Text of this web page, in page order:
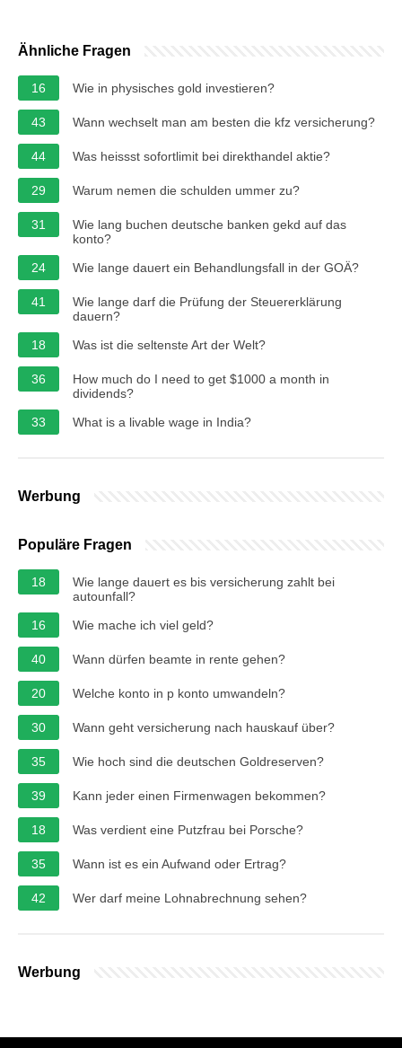
Ähnliche Fragen
16 Wie in physisches gold investieren?
43 Wann wechselt man am besten die kfz versicherung?
44 Was heissst sofortlimit bei direkthandel aktie?
29 Warum nemen die schulden ummer zu?
31
Wie lang buchen deutsche banken gekd auf das
konto?
24
Wie lange dauert ein Behandlungsfall in der GOÄ?
41
Wie lange darf die Prüfung der Steuererklärung
dauern?
18
Was ist die seltenste Art der Welt?
36
How much do I need to get $1000 a month in
dividends?
33
What is a livable wage in India?
Werbung
Populäre Fragen
18
Wie lange dauert es bis versicherung zahlt bei
autounfall?
16
Wie mache ich viel geld?
40 Wann dürfen beamte in rente gehen?
20 Welche konto in p konto umwandeln?
30 Wann geht versicherung nach hauskauf über?
35 Wie hoch sind die deutschen Goldreserven?
39 Kann jeder einen Firmenwagen bekommen?
18 Was verdient eine Putzfrau bei Porsche?
35 Wann ist es ein Aufwand oder Ertrag?
42 Wer darf meine Lohnabrechnung sehen?
Werbung